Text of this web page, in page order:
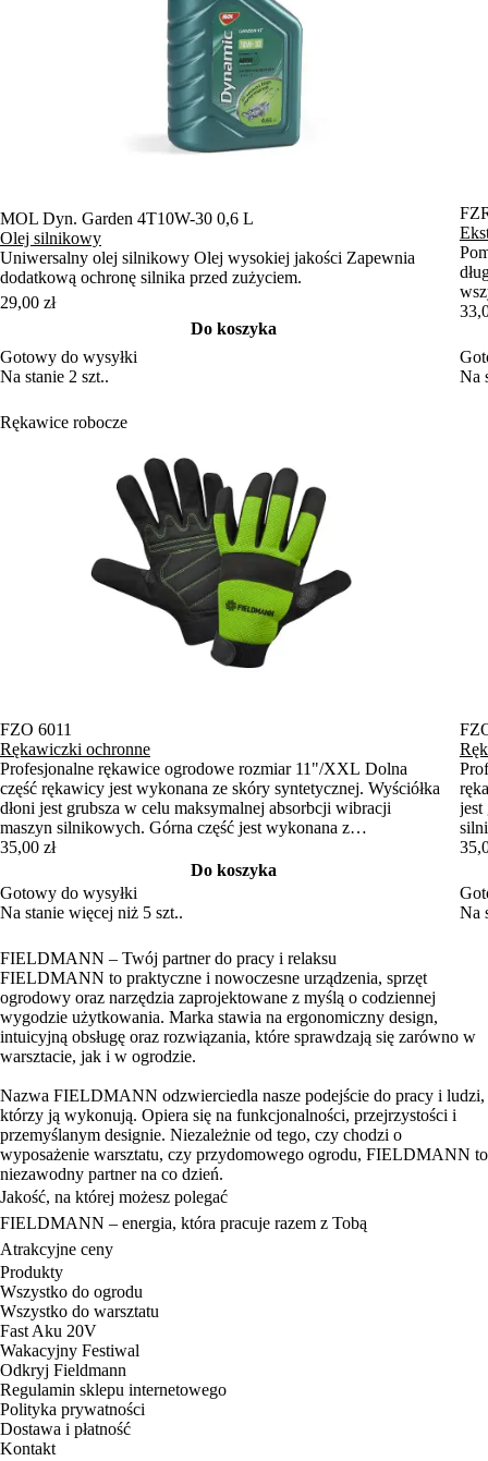
MOL Dyn. Garden 4T10W-30 0,6 L
Olej silnikowy
Uniwersalny olej silnikowy Olej wysokiej jakości Zapewnia
dodatkową ochronę silnika przed zużyciem.
29,00 zł
Do koszyka
Gotowy do wysyłki
Na stanie 2 szt..
Na
Rękawice robocze
FZO 6011
Rękawiczki ochronne
Profesjonalne rękawice ogrodowe rozmiar 11"/XXL Dolna
część rękawicy jest wykonana ze skóry syntetycznej. Wyściółka
dłoni jest grubsza w celu maksymalnej absorbcji wibracji
maszyn silnikowych. Górna część jest wykonana z
elastycznego neoprenu, a palce są pokryte skórą syntetyczną.
Rękawiczki można również przymocować za pomocą taśmy
Velcro, co zapobiegnie ich ślizganiu.
35,00 zł
Do koszyka
Gotowy do wysyłki
Na stanie więcej niż 5 szt..
jest
Na
FIELDMANN – Twój partner do pracy i relaksu
FIELDMANN to praktyczne i nowoczesne urządzenia, sprzęt
ogrodowy oraz narzędzia zaprojektowane z myślą o codziennej
wygodzie użytkowania. Marka stawia na ergonomiczny design,
intuicyjną obsługę oraz rozwiązania, które sprawdzają się zarówno w
warsztacie, jak i w ogrodzie.
Nazwa FIELDMANN odzwierciedla nasze podejście do pracy i ludzi,
którzy ją wykonują. Opiera się na funkcjonalności, przejrzystości i
przemyślanym designie. Niezależnie od tego, czy chodzi o
wyposażenie warsztatu, czy przydomowego ogrodu, FIELDMANN to
niezawodny partner na co dzień.
Jakość, na której możesz polegać
FIELDMANN – energia, która pracuje razem z Tobą
Atrakcyjne ceny
Produkty
Wszystko do ogrodu
Wszystko do warsztatu
Fast Aku 20V
Wakacyjny Festiwal
Odkryj Fieldmann
Regulamin sklepu internetowego
Polityka prywatności
Dostawa i płatność
Kontakt